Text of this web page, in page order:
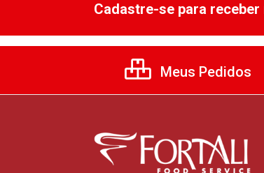
Cadastre-se para
Meus Pedidos